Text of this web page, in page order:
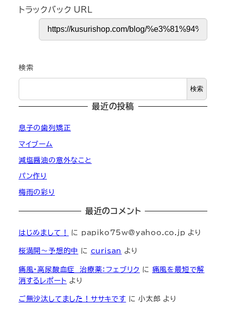
トラックバック URL
検索
検索
最近の投稿
息子の歯列矯正
マイブーム
減塩醤油の意外なこと
パン作り
梅雨の彩り
最近のコメント
はじめまして！ に papiko75w@yahoo.co.jp より
桜満開～予想的中 に curisan より
痛風・高尿酸血症 治療薬：フェブリク に 痛風を最短で解
消するレポート より
ご無沙汰してました！ササキです に小太郎 より